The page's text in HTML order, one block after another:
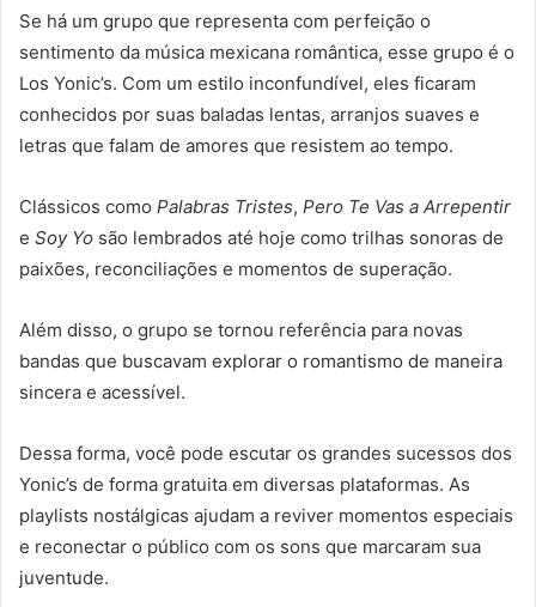
Se há um grupo que representa com perfeição o
sentimento da música mexicana romântica, esse grupo é o
Los Yonic’s. Com um estilo inconfundível, eles ficaram
conhecidos por suas baladas lentas, arranjos suaves e
letras que falam de amores que resistem ao tempo.
Clássicos como Palabras Tristes, Pero Te Vas a Arrepentir
e Soy Yo são lembrados até hoje como trilhas sonoras de
paixões, reconciliações e momentos de superação.
Além disso, o grupo se tornou referência para novas
bandas que buscavam explorar o romantismo de maneira
sincera e acessível.
Dessa forma, você pode escutar os grandes sucessos dos
Yonic’s de forma gratuita em diversas plataformas. As
playlists nostálgicas ajudam a reviver momentos especiais
e reconectar o público com os sons que marcaram sua
juventude.